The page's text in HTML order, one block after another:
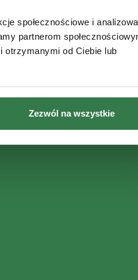
społecznościowe i
partnerom
otrzymanymi od Ciebie lub
Zezwól na wszystkie